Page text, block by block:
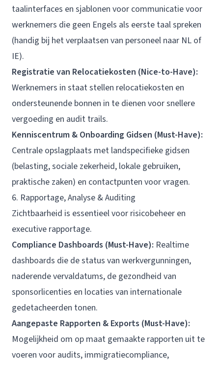
taalinterfaces en sjablonen voor communicatie voor
werknemers die geen Engels als eerste taal spreken
(handig bij het verplaatsen van personeel naar NL of
IE).
Registratie van Relocatiekosten (Nice-to-Have):
Werknemers in staat stellen relocatiekosten en
ondersteunende bonnen in te dienen voor snellere
vergoeding en audit trails.
Kenniscentrum & Onboarding Gidsen (Must-Have):
Centrale opslagplaats met landspecifieke gidsen
(belasting, sociale zekerheid, lokale gebruiken,
praktische zaken) en contactpunten voor vragen.
6. Rapportage, Analyse & Auditing
Zichtbaarheid is essentieel voor risicobeheer en
executive rapportage.
Compliance Dashboards (Must-Have): Realtime
dashboards die de status van werkvergunningen,
naderende vervaldatums, de gezondheid van
sponsorlicenties en locaties van internationale
gedetacheerden tonen.
Aangepaste Rapporten & Exports (Must-Have):
Mogelijkheid om op maat gemaakte rapporten uit te
voeren voor audits, immigratiecompliance,